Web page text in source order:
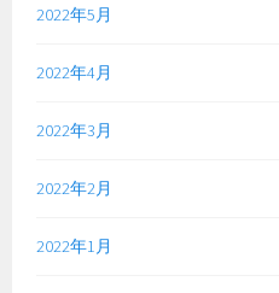
2022年5月
2022年4月
2022年3月
2022年2月
2022年1月